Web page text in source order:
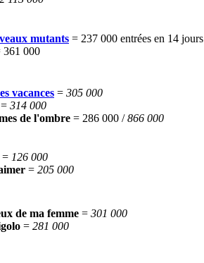
mutants = 237 000 entrées en 14 jours
361 000
vacances = 305 000
= 314 000
de l'ombre = 286 000 /866 000
= 126 000
= 205 000
de ma femme = 301 000
= 281 000